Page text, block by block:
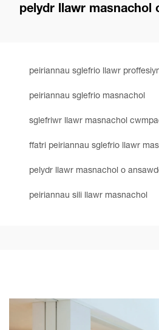
pelydr llawr masnachol
peiriannau sglefrio llawr
peiriannau sglefrio masnachol
sglefriwr llawr masnachol
ffatri peiriannau sglefrio llawr
pelydr llawr masnachol o
peiriannau sili llawr masnachol